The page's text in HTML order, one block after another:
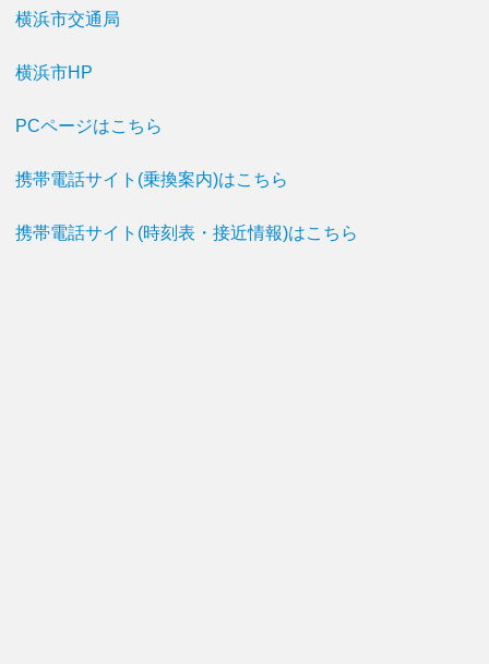
横浜市交通局
横浜市HP
PCページはこちら
携帯電話サイト(乗換案内)はこちら
携帯電話サイト(時刻表・接近情報)はこちら